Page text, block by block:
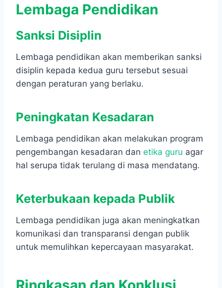
Lembaga Pendidikan
Sanksi Disiplin
Lembaga pendidikan akan memberikan sanksi
disiplin kepada kedua guru tersebut sesuai
dengan peraturan yang berlaku.
Peningkatan Kesadaran
Lembaga pendidikan akan melakukan program
pengembangan kesadaran dan etika guru agar
hal serupa tidak terulang di masa mendatang.
Keterbukaan kepada Publik
Lembaga pendidikan juga akan meningkatkan
komunikasi dan transparansi dengan publik
untuk memulihkan kepercayaan masyarakat.